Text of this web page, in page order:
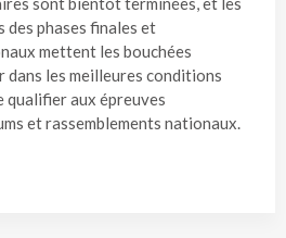
phases finales et
mettent les bouchées
dans les meilleures conditions
qualifier aux épreuves
et rassemblements nationaux.